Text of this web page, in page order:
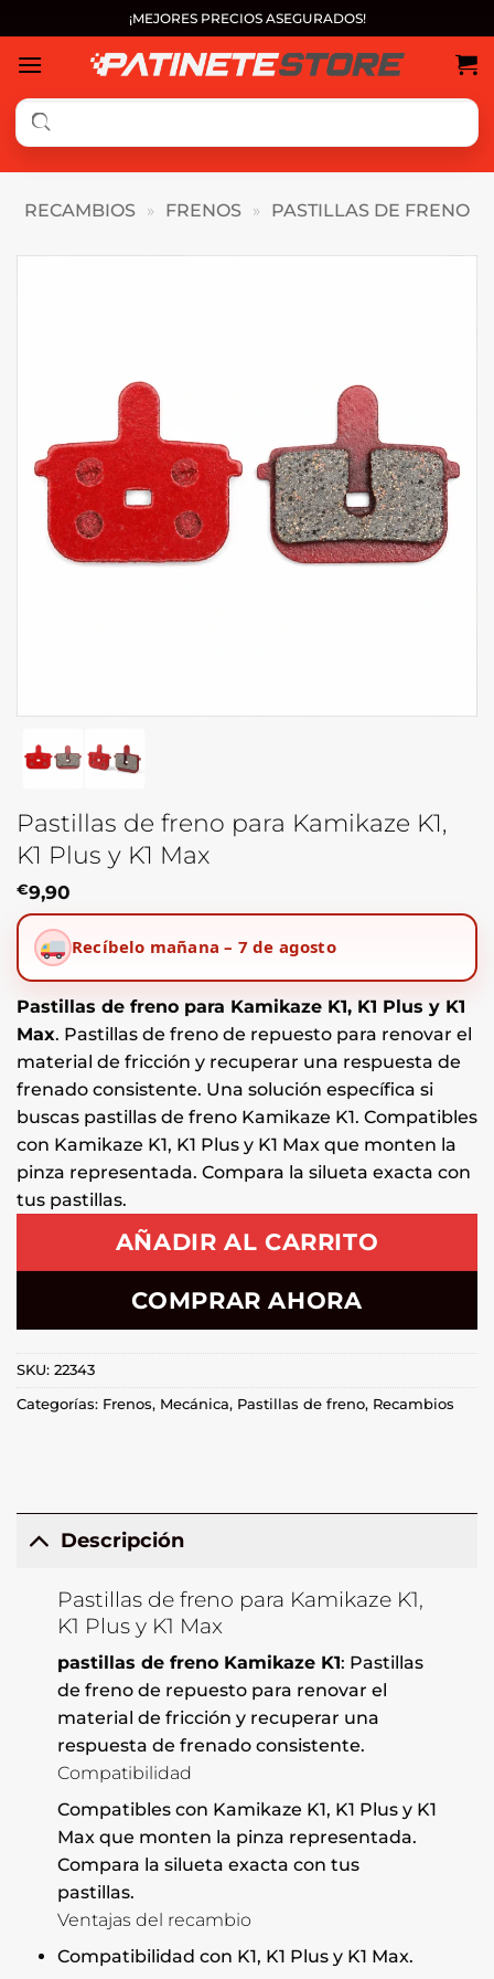
al
contenido
¡MEJORES PRECIOS ASEGURADOS!
RECAMBIOS » FRENOS » PASTILLAS DE FRENO
Pastillas de freno para Kamikaze K1,
K1 Plus y K1 Max
€9,90
Recíbelo mañana – 7 de agosto
Pastillas de freno para Kamikaze K1, K1 Plus y K1
Max. Pastillas de freno de repuesto para renovar el
material de fricción y recuperar una respuesta de
frenado consistente. Una solución específica si
buscas pastillas de freno Kamikaze K1. Compatibles
con Kamikaze K1, K1 Plus y K1 Max que monten la
pinza representada. Compara la silueta exacta con
tus pastillas.
AÑADIR AL CARRITO
COMPRAR AHORA
SKU: 22343
Categorías: Frenos, Mecánica, Pastillas de freno, Recambios
Descripción
Pastillas de freno para Kamikaze K1,
K1 Plus y K1 Max
pastillas de freno Kamikaze K1: Pastillas
de freno de repuesto para renovar el
material de fricción y recuperar una
respuesta de frenado consistente.
Compatibilidad
Compatibles con Kamikaze K1, K1 Plus y K1
Max que monten la pinza representada.
Compara la silueta exacta con tus
pastillas.
Ventajas del recambio
Compatibilidad con K1, K1 Plus y K1 Max.